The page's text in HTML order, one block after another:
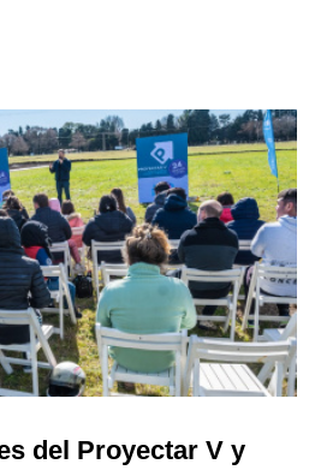
del Proyectar V y